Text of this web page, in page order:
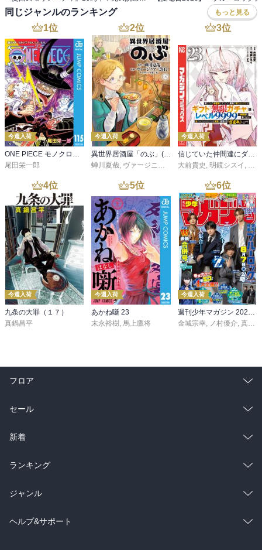
同じジャンルのランキング もっと見る
1位
今週入荷
ONE PIECE モノクロ版 115
尾田栄一郎
2位
今週入荷
異世界居酒屋「のぶ」(22)
蝉川夏哉, ヴァージニア二等兵 ,転
3位
今週入荷
信じていた仲間達にダンジョン奥地で殺されかけたがギフト『無限ガチャ』でレベル９９９９の仲間達を手に入れて元パーティーメンバーと世界に復讐＆『ざまぁ！』します！（２３）
大前貴史 , 明鏡シスイ , ｔ
4位
今週入荷
九条の大罪（１７）
真鍋昌平
5位
今週入荷
あかね噺 23
末永裕樹 馬上鷹将
6位
今週入荷
金城宗幸
ノ村優介 真島ヒロ
フロア
総合
ラノベ
雑誌・グラビア
BL・TL
セール
総合
ラノベ
雑誌・グラビア
BL・TL
新着
総合
ラノベ
雑誌・グラビア
ランキング
総合
ラノベ
ジャンル
コミック
ヘルプ&サポート